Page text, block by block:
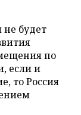
не будет
по
если и
то Россия